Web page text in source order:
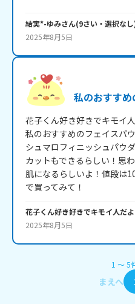
結実*-ゆみさん(9さい・ 選択なし
2025年8月5日
私のおすすめ
花子くん好き好きでキモイ
私のおすすめのフェイスパ
シュマロフィニッシュパウ
カットもできるらしい！思
肌になるらしいよ！値段は
で買ってみて！
花子くん好き好きでキモイ人だよ
2025年8月5日
1 〜5
まえへ